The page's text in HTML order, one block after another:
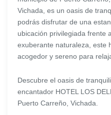
Vichada, es un oasis de
podrás disfrutar de una
ubicación privilegiada frente
exuberante naturaleza, este
acogedor y sereno para
Descubre el oasis de
encantador HOTEL LOS
Puerto Carreño, Vichada.